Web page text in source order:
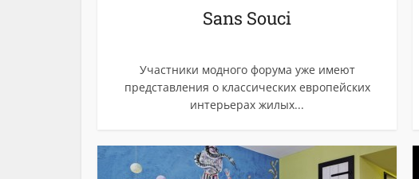
Sans Souci
Участники модного форума уже имеют
представления о классических европейских
интерьерах жилых...